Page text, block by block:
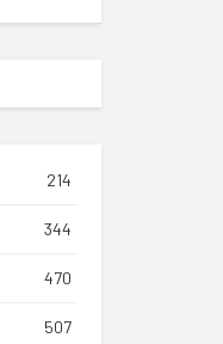
214
344
470
507